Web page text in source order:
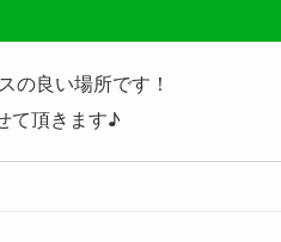
の良い場所です！
て頂きます♪